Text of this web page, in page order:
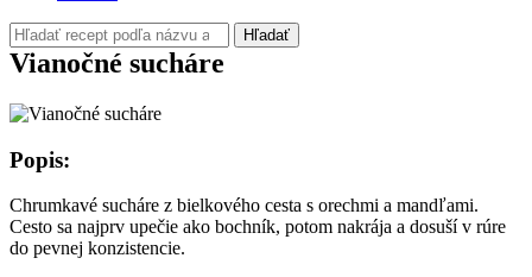
Hľadať
Vianočné sucháre
Popis:
Chrumkavé sucháre z bielkového cesta s orechmi a mandľami.
Cesto sa najprv upečie ako bochník, potom nakrája a dosuší v rúre
do pevnej konzistencie.